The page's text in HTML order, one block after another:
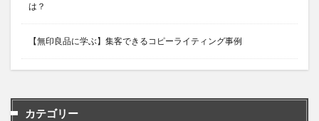
は？
【無印良品に学ぶ】集客できるコピーライティング事例
カテゴリー